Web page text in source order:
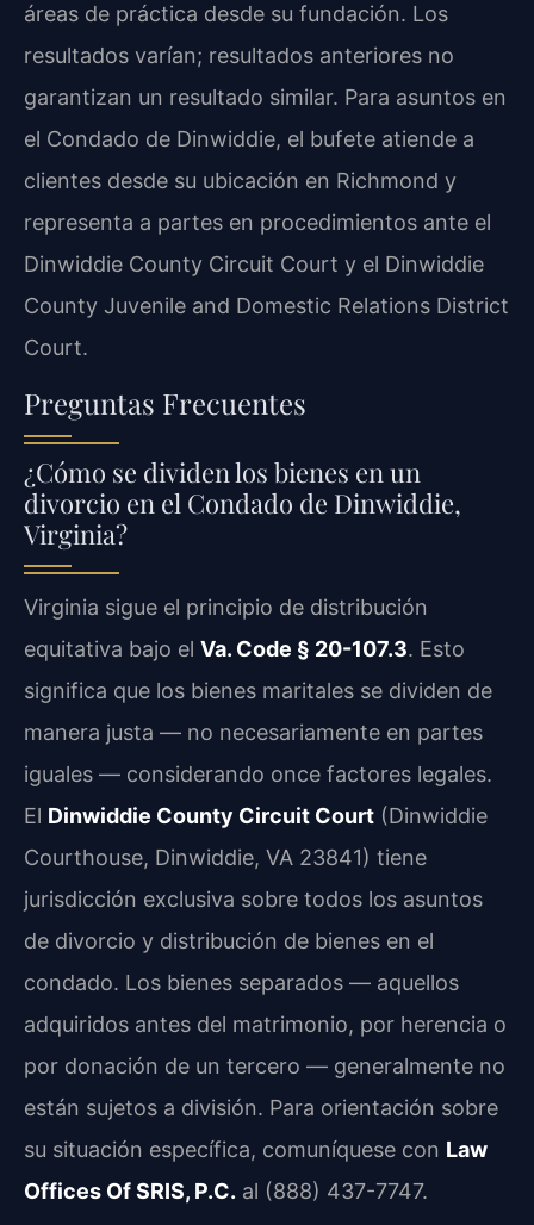
áreas de práctica desde su fundación. Los
resultados varían; resultados anteriores no
garantizan un resultado similar. Para asuntos en
el Condado de Dinwiddie, el bufete atiende a
clientes desde su ubicación en Richmond y
representa a partes en procedimientos ante el
Dinwiddie County Circuit Court y el Dinwiddie
County Juvenile and Domestic Relations District
Court.
Preguntas Frecuentes
¿Cómo se dividen los bienes en un
divorcio en el Condado de Dinwiddie,
Virginia?
Virginia sigue el principio de distribución
equitativa bajo el Va. Code § 20-107.3. Esto
significa que los bienes maritales se dividen de
manera justa — no necesariamente en partes
iguales — considerando once factores legales.
El Dinwiddie County Circuit Court (Dinwiddie
Courthouse, Dinwiddie, VA 23841) tiene
jurisdicción exclusiva sobre todos los asuntos
de divorcio y distribución de bienes en el
condado. Los bienes separados — aquellos
adquiridos antes del matrimonio, por herencia o
por donación de un tercero — generalmente no
están sujetos a división. Para orientación sobre
su situación específica, comuníquese con Law
Offices Of SRIS, P.C. al (888) 437-7747.